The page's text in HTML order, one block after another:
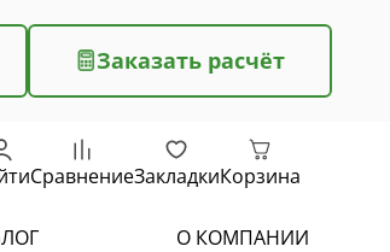
Заказать расчёт
СравнениеЗакладкиКорзина
О КОМПАНИИ